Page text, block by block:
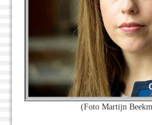
(Foto Martijn